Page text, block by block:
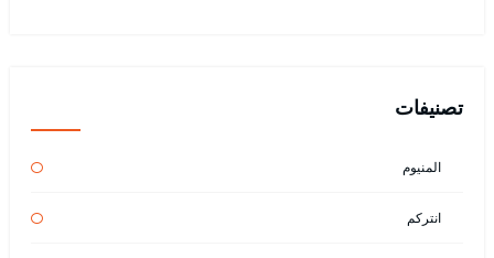
تصنيفات
المنيوم
انتركم